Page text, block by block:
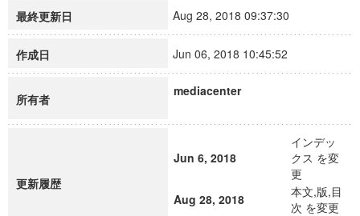
最終更新日 Aug 28, 2018 09:37:30
作成日 Jun 06, 2018 10:45:52
所有者
mediacenter
更新履歴
Jun 6, 2018
インデッ
クス を変
更
Aug 28, 2018
本文,版,目
次 を変更